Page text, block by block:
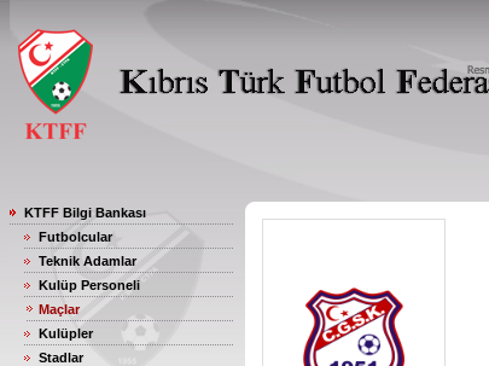
KTFF Bilgi Bankası
Futbolcular
Teknik Adamlar
Kulüp Personeli
Maçlar
Kulüpler
Stadlar